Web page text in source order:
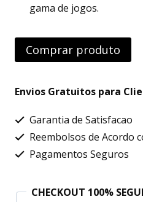
gama de jogos.
Comprar produto
Envios Gratuitos para
Garantia de Satisfacao
Reembolsos de Acordo
Pagamentos Seguros
CHECKOUT 100%